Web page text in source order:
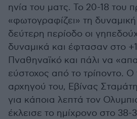
ηνία του ματς. Το 20-18 του
«φωτογραφίζει» τη
δεύτερη περίοδο οι
δυναμικά και έφτασαν στο
Πναθηναϊκό και πάλι να
εύστοχος από το τρίποντο.
αρχηγού του, Εβίνας
για κάποια λεπτά τον
έκλεισε το ημίχρονο στο 38-